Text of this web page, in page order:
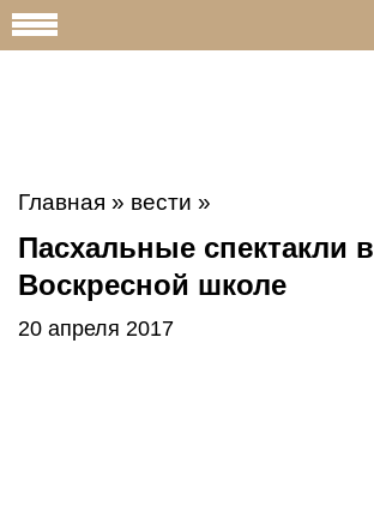
Главная » вести »
Пасхальные спектакли в
Воскресной школе
20 апреля 2017